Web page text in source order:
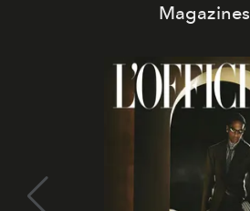
Magazines